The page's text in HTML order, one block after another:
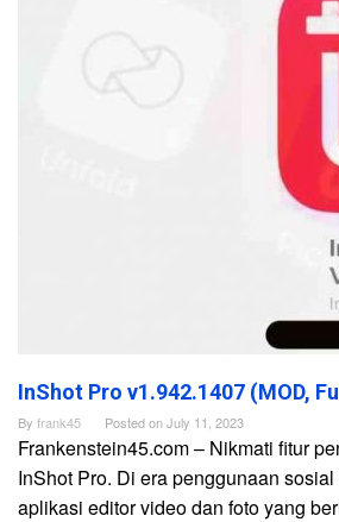
InShot Pro v1.942.1407 (MOD,
By frank45 Posted onJuly 11, 2023
Frankenstein45.com – Nikmati fitur
InShot Pro. Di era penggunaan
aplikasi editor video dan foto yang